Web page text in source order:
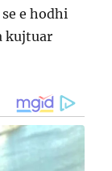
e hodhi
kujtuar